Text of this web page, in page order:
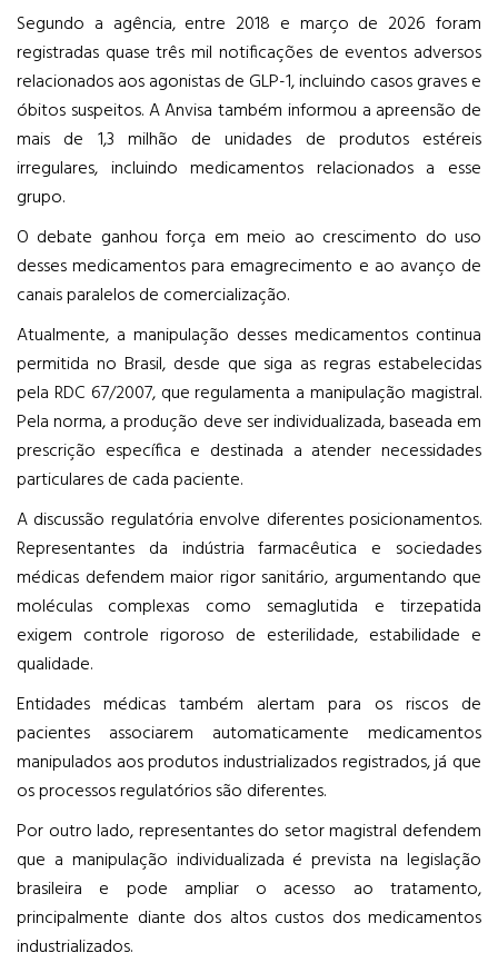
Segundo a agência, entre 2018 e março de 2026 foram
registradas quase três mil notificações de eventos adversos
relacionados aos agonistas de GLP-1, incluindo casos graves e
óbitos suspeitos. A Anvisa também informou a apreensão de
mais de 1,3 milhão de unidades de produtos estéreis
irregulares, incluindo medicamentos relacionados a esse
grupo.
O debate ganhou força em meio ao crescimento do uso
desses medicamentos para emagrecimento e ao avanço de
canais paralelos de comercialização.
Atualmente, a manipulação desses medicamentos continua
permitida no Brasil, desde que siga as regras estabelecidas
pela RDC 67/2007, que regulamenta a manipulação magistral.
Pela norma, a produção deve ser individualizada, baseada em
prescrição específica e destinada a atender necessidades
particulares de cada paciente.
A discussão regulatória envolve diferentes posicionamentos.
Representantes da indústria farmacêutica e sociedades
médicas defendem maior rigor sanitário, argumentando que
moléculas complexas como semaglutida e tirzepatida
exigem controle rigoroso de esterilidade, estabilidade e
qualidade.
Entidades médicas também alertam para os riscos de
pacientes associarem automaticamente medicamentos
manipulados aos produtos industrializados registrados, já que
os processos regulatórios são diferentes.
Por outro lado, representantes do setor magistral defendem
que a manipulação individualizada é prevista na legislação
brasileira e pode ampliar o acesso ao tratamento,
principalmente diante dos altos custos dos medicamentos
industrializados.